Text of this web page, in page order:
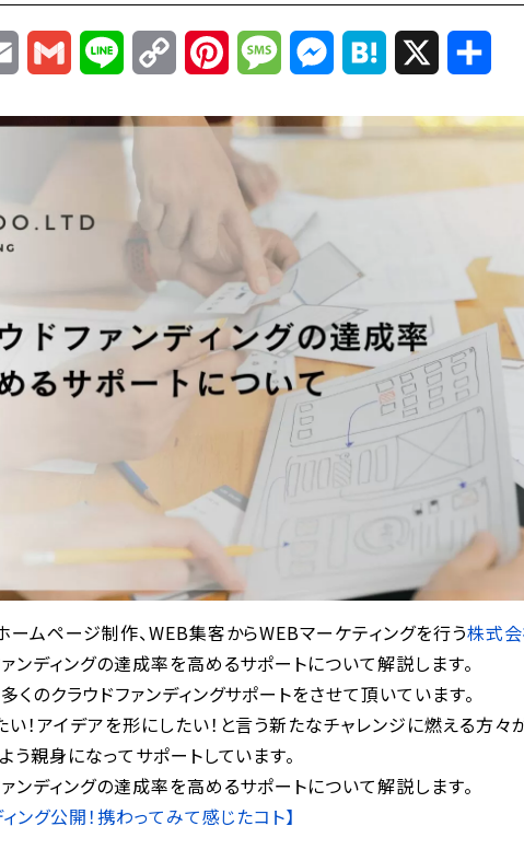
Email Gmail Line
Copy
Link
PinterestMessageMessenger
Hatena
ムページ制作、WEB集客からWEBマーケティングを行う株式
ンディングの達成率を高めるサポートについて解説します。
くのクラウドファンディングサポートをさせて頂いています。
！アイデアを形にしたい！と言う新たなチャレンジに燃える方々
う親身になってサポートしています。
ンディングの達成率を高めるサポートについて解説します。
ィング公開！携わってみて感じたコト】